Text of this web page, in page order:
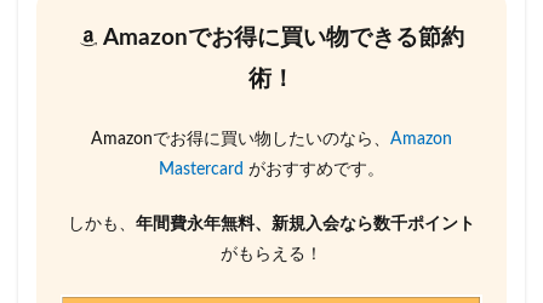
Amazonでお得に買い物できる節約
術！
Amazonでお得に買い物したいのなら、 Amazon
Mastercard がおすすめです。
しかも、 年間費永年無料、新規入会なら数千ポイント
がもらえる！